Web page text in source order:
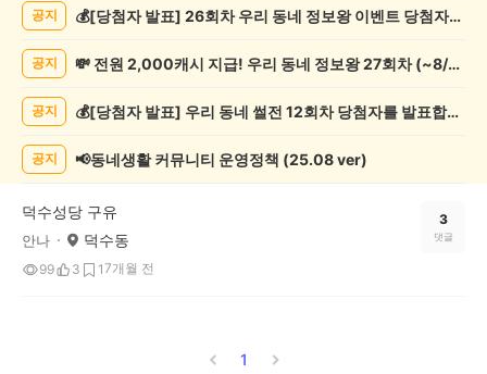
록
공지 💰[당첨자 발표] 26회차 우리 동네 정보왕 이벤트 당첨자를 발표합니다!
공지 💸 전원 2,000캐시 지급! 우리 동네 정보왕 27회차 (~8/10)
공지 💰[당첨자 발표] 우리 동네 썰전 12회차 당첨자를 발표합니다!
공지 📢동네생활 커뮤니티 운영정책 (25.08 ver)
덕수성당 구유
안나 덕수동
99 3 17개월 전
3
댓글
1